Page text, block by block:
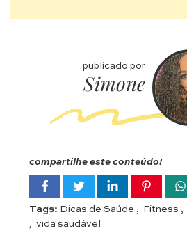
compartilhe este conteúdo!
Tags: Dicas de Saúde , Fitness ,
, vida saudável
publicado por
Simone